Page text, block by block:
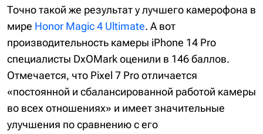
Точно такой же результат у лучшего камерофона в
мире Honor Magic 4 Ultimate. А вот
производительность камеры iPhone 14 Pro
специалисты DxOMark оценили в 146 баллов.
Отмечается, что Pixel 7 Pro отличается
«постоянной и сбалансированной работой камеры
во всех отношениях» и имеет значительные
улучшения по сравнению с его